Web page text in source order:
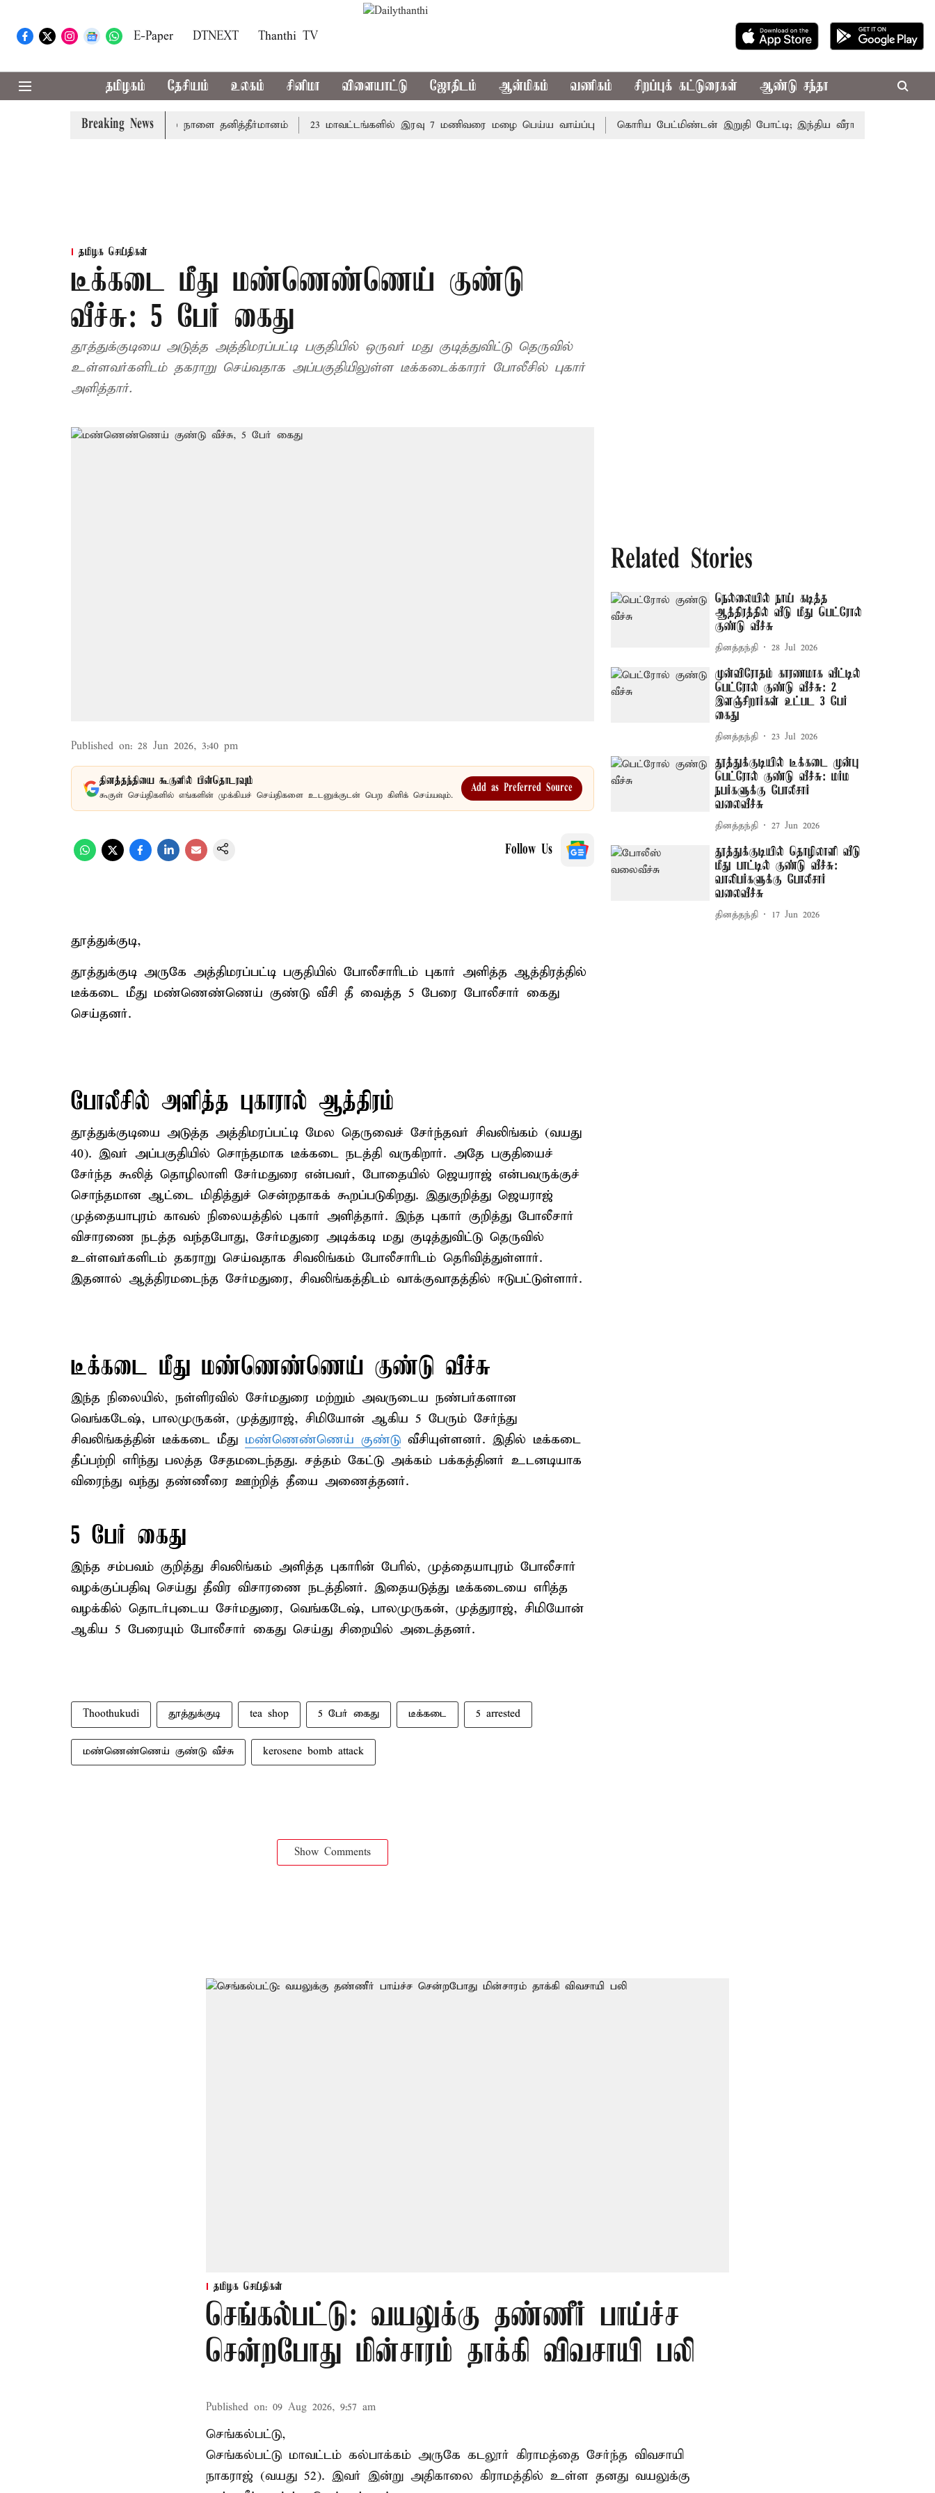
E-Paper DTNEXT Thanthi TV
தமிழகம் தேசியம் உலகம் சினிமா விளையாட்டு ஜோதிடம் ஆன்மிகம் வணிகம் சிறப்புக் கட்டுரைகள் ஆண்டு சந்தா
Breaking News
வாழ்த்து: சட்டமன்றத்தில் நாளை தனித்தீர்மானம் 23 மாவட்டங்களில் இரவு 7 மணிவரை மழை பெய்ய வாய்ப்பு கொரிய பேட்மிண்டன் இறுதி போட்டி; இந்திய வீராங்கனை சாம்பியன்
தமிழக செய்திகள்
டீக்கடை மீது மண்ணெண்ணெய் குண்டு
வீச்சு: 5 பேர் கைது
தூத்துக்குடியை அடுத்த அத்திமரப்பட்டி பகுதியில் ஒருவர் மது குடித்துவிட்டு தெருவில்
உள்ளவர்களிடம் தகராறு செய்வதாக அப்பகுதியிலுள்ள டீக்கடைக்காரர் போலீசில் புகார்
அளித்தார்.
Published on: 28 Jun 2026, 3:40 pm
தினத்தந்தியை கூகுளில் பின்தொடரவும்
கூகுள் செய்திகளில் எங்களின் முக்கியச் செய்திகளை உடனுக்குடன் பெற கிளிக் செய்யவும்.
Add as Preferred Source
Follow Us
தூத்துக்குடி,
தூத்துக்குடி அருகே அத்திமரப்பட்டி பகுதியில் போலீசாரிடம் புகார் அளித்த ஆத்திரத்தில்
டீக்கடை மீது மண்ணெண்ணெய் குண்டு வீசி தீ வைத்த 5 பேரை போலீசார் கைது
செய்தனர்.
போலீசில் அளித்த புகாரால் ஆத்திரம்
தூத்துக்குடியை அடுத்த அத்திமரப்பட்டி மேல தெருவைச் சேர்ந்தவர் சிவலிங்கம் (வயது
40). இவர் அப்பகுதியில் சொந்தமாக டீக்கடை நடத்தி வருகிறார். அதே பகுதியைச்
சேர்ந்த கூலித் தொழிலாளி சேர்மதுரை என்பவர், போதையில் ஜெயராஜ் என்பவருக்குச்
சொந்தமான ஆட்டை மிதித்துச் சென்றதாகக் கூறப்படுகிறது. இதுகுறித்து ஜெயராஜ்
முத்தையாபுரம் காவல் நிலையத்தில் புகார் அளித்தார். இந்த புகார் குறித்து போலீசார்
விசாரணை நடத்த வந்தபோது, சேர்மதுரை அடிக்கடி மது குடித்துவிட்டு தெருவில்
உள்ளவர்களிடம் தகராறு செய்வதாக சிவலிங்கம் போலீசாரிடம் தெரிவித்துள்ளார்.
இதனால் ஆத்திரமடைந்த சேர்மதுரை, சிவலிங்கத்திடம் வாக்குவாதத்தில் ஈடுபட்டுள்ளார்.
டீக்கடை மீது மண்ணெண்ணெய் குண்டு வீச்சு
இந்த நிலையில், நள்ளிரவில் சேர்மதுரை மற்றும் அவருடைய நண்பர்களான
வெங்கடேஷ், பாலமுருகன், முத்துராஜ், சிமியோன் ஆகிய 5 பேரும் சேர்ந்து
சிவலிங்கத்தின் டீக்கடை மீது மண்ணெண்ணெய் குண்டு வீசியுள்ளனர். இதில் டீக்கடை
தீப்பற்றி எரிந்து பலத்த சேதமடைந்தது. சத்தம் கேட்டு அக்கம் பக்கத்தினர் உடனடியாக
விரைந்து வந்து தண்ணீரை ஊற்றித் தீயை அணைத்தனர்.
5 பேர் கைது
இந்த சம்பவம் குறித்து சிவலிங்கம் அளித்த புகாரின் பேரில், முத்தையாபுரம் போலீசார்
வழக்குப்பதிவு செய்து தீவிர விசாரணை நடத்தினர். இதையடுத்து டீக்கடையை எரித்த
வழக்கில் தொடர்புடைய சேர்மதுரை, வெங்கடேஷ், பாலமுருகன், முத்துராஜ், சிமியோன்
ஆகிய 5 பேரையும் போலீசார் கைது செய்து சிறையில் அடைத்தனர்.
Thoothukudi தூத்துக்குடி tea shop 5 பேர் கைது டீக்கடை 5 arrested
மண்ணெண்ணெய் குண்டு வீச்சு kerosene bomb attack
Show Comments
Related Stories
நெல்லையில் நாய் கடித்த
ஆத்திரத்தில் வீடு மீது பெட்ரோல்
குண்டு வீச்சு
தினத்தந்தி 28 Jul 2026
முன்விரோதம் காரணமாக வீட்டில்
பெட்ரோல் குண்டு வீச்சு: 2
இளஞ்சிறார்கள் உட்பட 3 பேர்
கைது
தினத்தந்தி 23 Jul 2026
தூத்துக்குடியில் டீக்கடை முன்பு
பெட்ரோல் குண்டு வீச்சு: மர்ம
நபர்களுக்கு போலீசார்
வலைவீச்சு
தினத்தந்தி 27 Jun 2026
தூத்துக்குடியில் தொழிலாளி வீடு
மீது பாட்டில் குண்டு வீச்சு:
வாலிபர்களுக்கு போலீசார்
வலைவீச்சு
தினத்தந்தி 17 Jun 2026
தமிழக செய்திகள்
செங்கல்பட்டு: வயலுக்கு தண்ணீர் பாய்ச்ச
சென்றபோது மின்சாரம் தாக்கி விவசாயி பலி
Published on: 09 Aug 2026, 9:57 am
செங்கல்பட்டு,
செங்கல்பட்டு மாவட்டம் கல்பாக்கம் அருகே கடலூர் கிராமத்தை சேர்ந்த விவசாயி
நாகராஜ் (வயது 52). இவர் இன்று அதிகாலை கிராமத்தில் உள்ள தனது வயலுக்கு